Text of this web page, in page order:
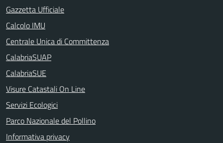
Gazzetta Ufficiale
Calcolo IMU
Centrale Unica di Committenza
CalabriaSUAP
CalabriaSUE
Visure Catastali On Line
Servizi Ecologici
Parco Nazionale del Pollino
Informativa privacy